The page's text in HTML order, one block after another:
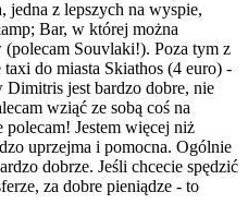
jedna z lepszych na wyspie,
Bar, w której można
(polecam Souvlaki!). Poza tym z
do miasta Skiathos (4 euro) -
Dimitris jest bardzo dobre, nie
wziąć ze sobą coś na
polecam! Jestem więcej niż
uprzejma i pomocna. Ogólnie
dobrze. Jeśli chcecie spędzić
za dobre pieniądze - to